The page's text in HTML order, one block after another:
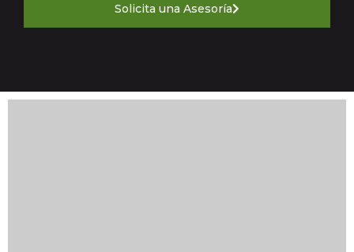
Solicita una Asesoría